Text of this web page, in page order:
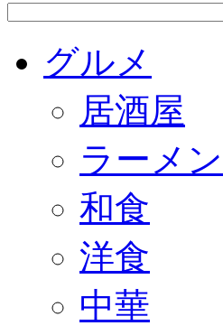
グルメ
居酒屋
ラーメン
和食
洋食
中華